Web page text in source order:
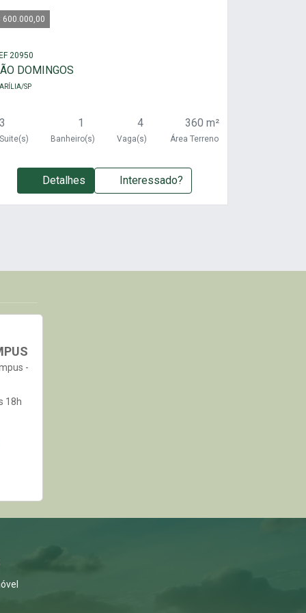
600.000,00
20950
DOMINGOS
SP
3
Suite(s)
1
Banheiro(s)
4
Vaga(s)
360 m²
Área Terreno
Detalhes Interessado?
-
18h